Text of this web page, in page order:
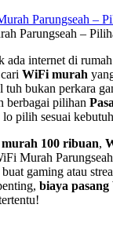
Parungseah –
ada internet di
WiFi murah
bukan perkara
berbagai pilihan
lo pilih sesuai
100 ribuan,
Murah
gaming atau
biaya